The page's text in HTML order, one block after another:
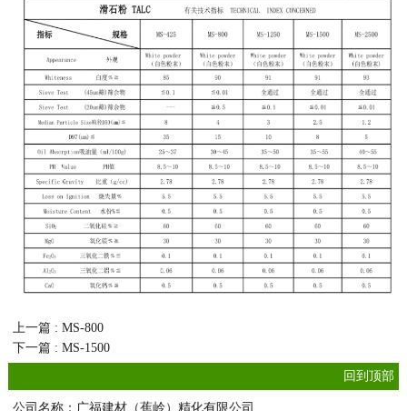
上一篇 : MS-800
下一篇 : MS-1500
回到顶部
公司名称：广福建材（蕉岭）精化有限公司